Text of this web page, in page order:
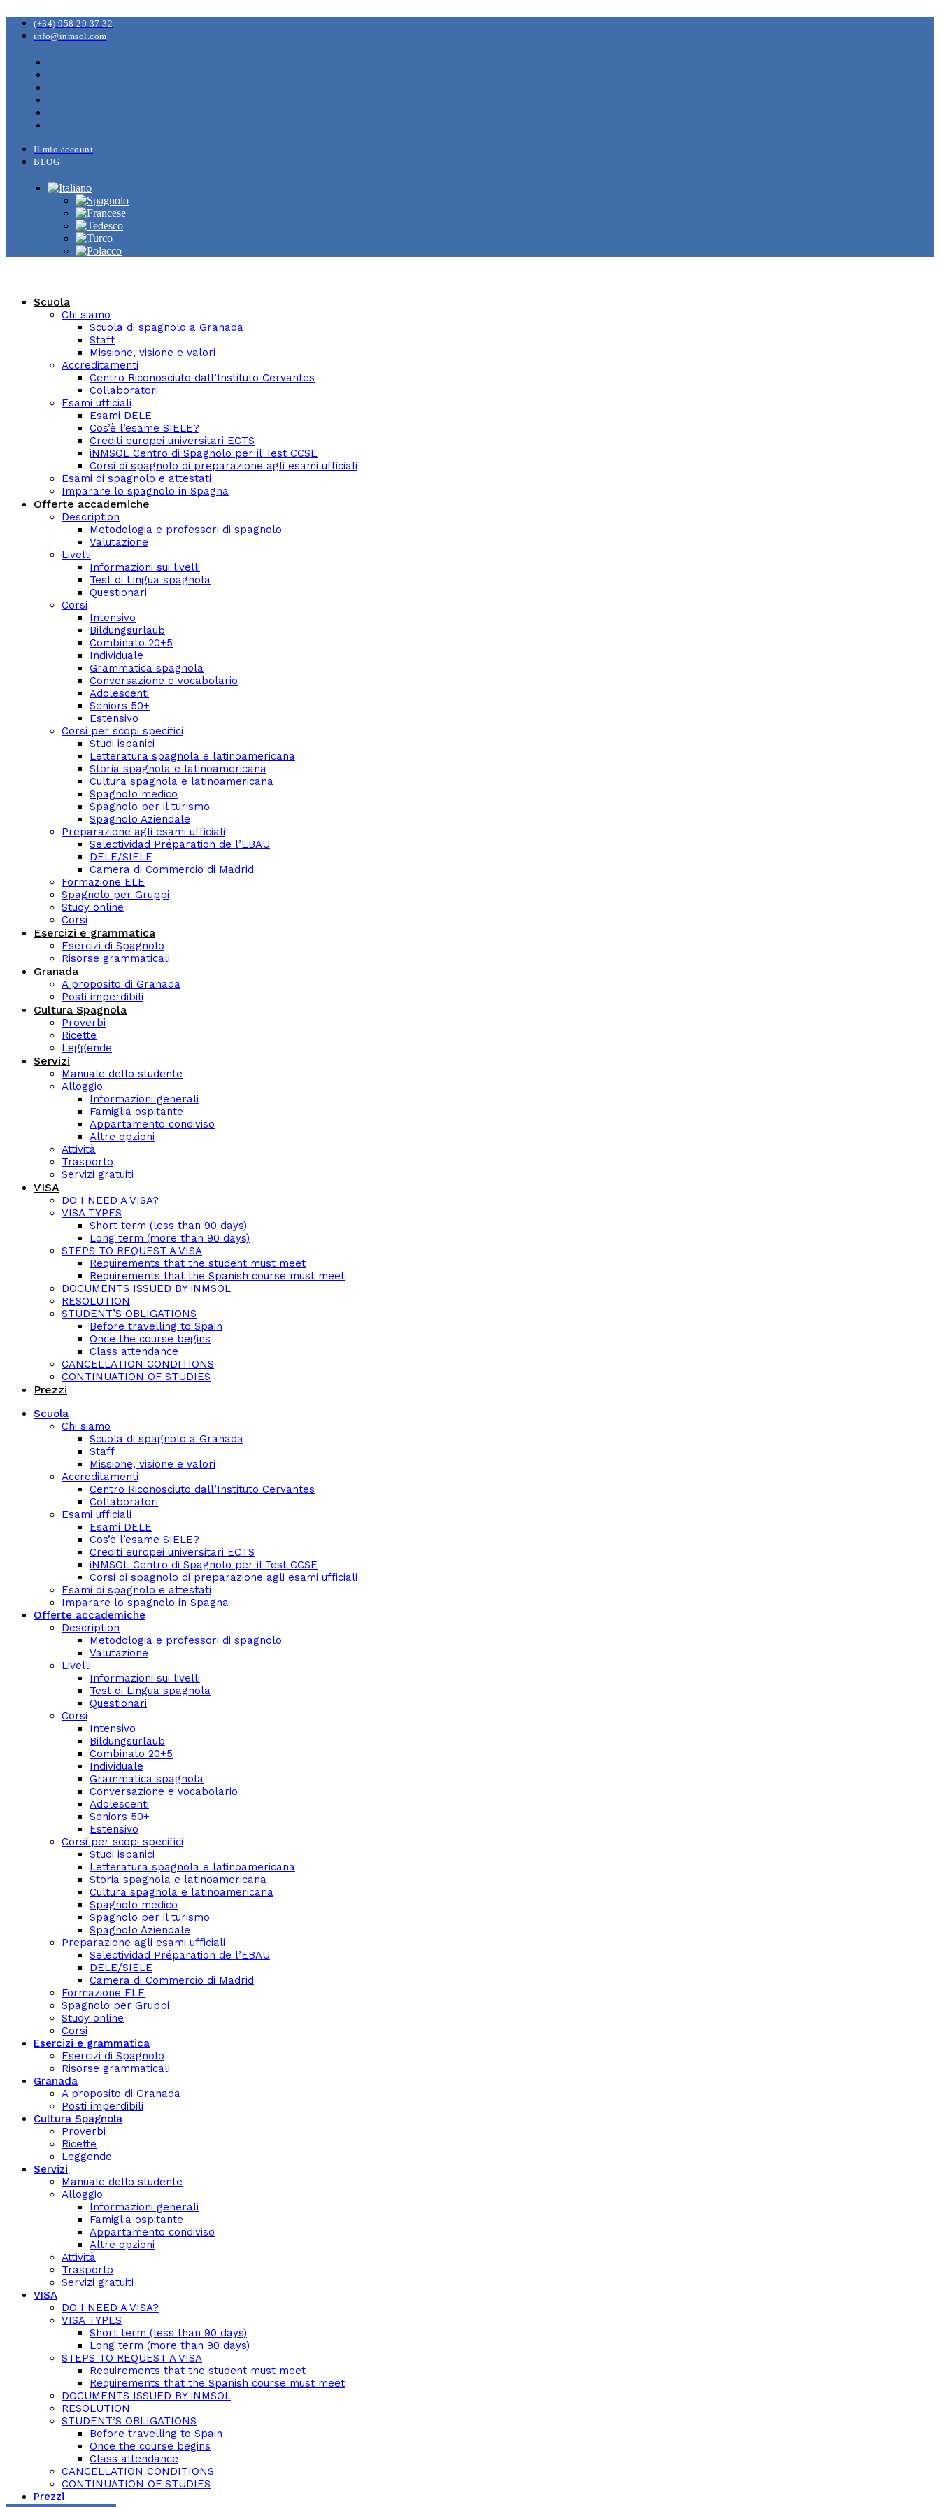
(+34) 958 29 37 32
info@inmsol.com
Il mio account
BLOG
Scuola
Chi siamo
Scuola di spagnolo a Granada
Staff
Missione, visione e valori
Accreditamenti
Centro Riconosciuto dall’Instituto Cervantes
Collaboratori
Esami ufficiali
Esami DELE
Cos’è l’esame SIELE?
Crediti europei universitari ECTS
iNMSOL Centro di Spagnolo per il Test CCSE
Corsi di spagnolo di preparazione agli esami ufficiali
Esami di spagnolo e attestati
Imparare lo spagnolo in Spagna
Offerte accademiche
Description
Metodologia e professori di spagnolo
Valutazione
Livelli
Informazioni sui livelli
Test di Lingua spagnola
Questionari
Corsi
Intensivo
Bildungsurlaub
Combinato 20+5
Individuale
Grammatica spagnola
Conversazione e vocabolario
Adolescenti
Seniors 50+
Estensivo
Corsi per scopi specifici
Studi ispanici
Letteratura spagnola e latinoamericana
Storia spagnola e latinoamericana
Cultura spagnola e latinoamericana
Spagnolo medico
Spagnolo per il turismo
Spagnolo Aziendale
Preparazione agli esami ufficiali
Selectividad Préparation de l’EBAU
DELE/SIELE
Camera di Commercio di Madrid
Formazione ELE
Spagnolo per Gruppi
Study online
Corsi
Esercizi e grammatica
Esercizi di Spagnolo
Risorse grammaticali
Granada
A proposito di Granada
Posti imperdibili
Cultura Spagnola
Proverbi
Ricette
Leggende
Servizi
Manuale dello studente
Alloggio
Informazioni generali
Famiglia ospitante
Appartamento condiviso
Altre opzioni
Attività
Trasporto
Servizi gratuiti
VISA
DO I NEED A VISA?
VISA TYPES
Short term (less than 90 days)
Long term (more than 90 days)
STEPS TO REQUEST A VISA
Requirements that the student must meet
Requirements that the Spanish course must meet
DOCUMENTS ISSUED BY iNMSOL
RESOLUTION
STUDENT’S OBLIGATIONS
Before travelling to Spain
Once the course begins
Class attendance
CANCELLATION CONDITIONS
CONTINUATION OF STUDIES
Prezzi
Scuola
Chi siamo
Scuola di spagnolo a Granada
Staff
Missione, visione e valori
Accreditamenti
Centro Riconosciuto dall’Instituto Cervantes
Collaboratori
Esami ufficiali
Esami DELE
Cos’è l’esame SIELE?
Crediti europei universitari ECTS
iNMSOL Centro di Spagnolo per il Test CCSE
Corsi di spagnolo di preparazione agli esami ufficiali
Esami di spagnolo e attestati
Imparare lo spagnolo in Spagna
Offerte accademiche
Description
Metodologia e professori di spagnolo
Valutazione
Livelli
Informazioni sui livelli
Test di Lingua spagnola
Questionari
Corsi
Intensivo
Bildungsurlaub
Combinato 20+5
Individuale
Grammatica spagnola
Conversazione e vocabolario
Adolescenti
Seniors 50+
Estensivo
Corsi per scopi specifici
Studi ispanici
Letteratura spagnola e latinoamericana
Storia spagnola e latinoamericana
Cultura spagnola e latinoamericana
Spagnolo medico
Spagnolo per il turismo
Spagnolo Aziendale
Preparazione agli esami ufficiali
Selectividad Préparation de l’EBAU
DELE/SIELE
Camera di Commercio di Madrid
Formazione ELE
Spagnolo per Gruppi
Study online
Corsi
Esercizi e grammatica
Esercizi di Spagnolo
Risorse grammaticali
Granada
A proposito di Granada
Posti imperdibili
Cultura Spagnola
Proverbi
Ricette
Leggende
Servizi
Manuale dello studente
Alloggio
Informazioni generali
Famiglia ospitante
Appartamento condiviso
Altre opzioni
Attività
Trasporto
Servizi gratuiti
VISA
DO I NEED A VISA?
VISA TYPES
Short term (less than 90 days)
Long term (more than 90 days)
STEPS TO REQUEST A VISA
Requirements that the student must meet
Requirements that the Spanish course must meet
DOCUMENTS ISSUED BY iNMSOL
RESOLUTION
STUDENT’S OBLIGATIONS
Before travelling to Spain
Once the course begins
Class attendance
CANCELLATION CONDITIONS
CONTINUATION OF STUDIES
Prezzi